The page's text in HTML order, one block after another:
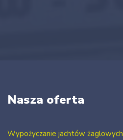
Nasza oferta
Wypożyczanie jachtów żaglowych